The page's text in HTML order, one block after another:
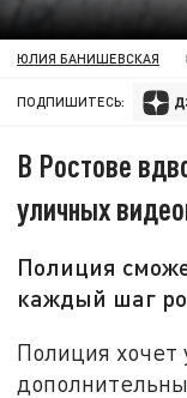
ЮЛИЯ БАНИШЕВСКАЯ
ПОДПИШИТЕСЬ:
В Ростове
уличных
Полиция
каждый шаг
Полиция хочет